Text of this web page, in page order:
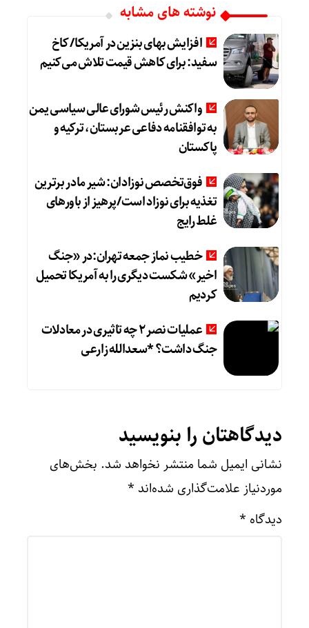
نوشته های مشابه
افزایش بهای بنزین در آمریکا/ کاخ
سفید: برای کاهش قیمت تلاش می‌کنیم
واکنش رئیس شورای عالی سیاسی یمن
به توافقنامه دفاعی عربستان، ترکیه و
پاکستان
فوق‌تخصص نوزادان: شیر مادر برترین
تغذیه برای نوزاد است/پرهیز از باورهای
غلط رایج
خطیب نماز جمعه تهران:در «جنگ
اخیر» شکست دیگری را به آمریکا تحمیل
کردیم
عملیات نصر ۲ چه تاثیری در معادلات
جنگ داشت؟ *سعدالله زارعی
دیدگاهتان را بنویسید
نشانی ایمیل شما منتشر نخواهد شد. بخش‌های
موردنیاز علامت‌گذاری شده‌اند *
دیدگاه *